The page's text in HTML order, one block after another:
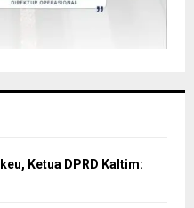
Ketua DPRD Kaltim: